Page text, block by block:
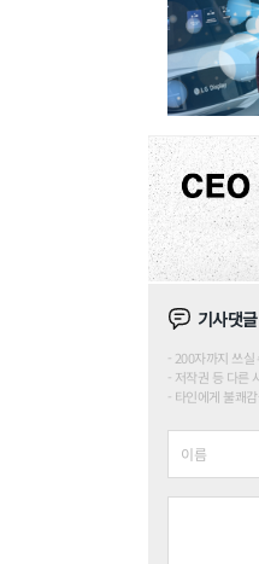
기사댓글
200자까지 쓰
저작권 등 다른
타인에게 불쾌